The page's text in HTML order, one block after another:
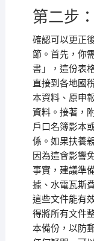
第二步
確認可以更正
節。首先，你
書」，這份表
直接到各地國
本資料、原申
資料。接著，
戶口名簿影本
係。如果扶養
因為這會影響
事實，建議準
據、水電瓦斯
這些文件能有
得將所有文件
本備份，以防